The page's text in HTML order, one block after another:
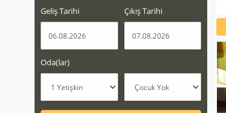
Geliş Tarihi Çıkış Tarihi
Oda(lar)